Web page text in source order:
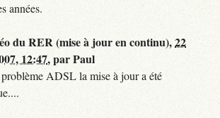
années.
du RER (mise à jour en continu),22
12:47,parPaul
ADSL la mise à jour a été